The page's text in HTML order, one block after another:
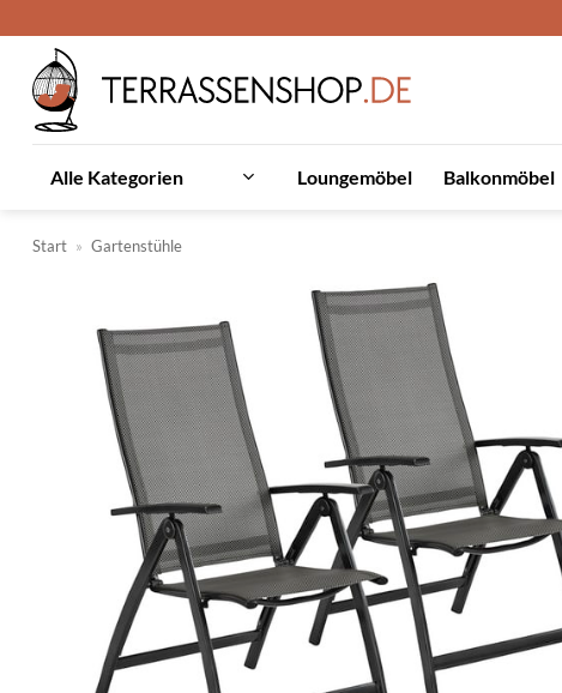
Inhalt
springen
Alle Kategorien Loungemöbel Balkonmöbel
Start » Gartenstühle